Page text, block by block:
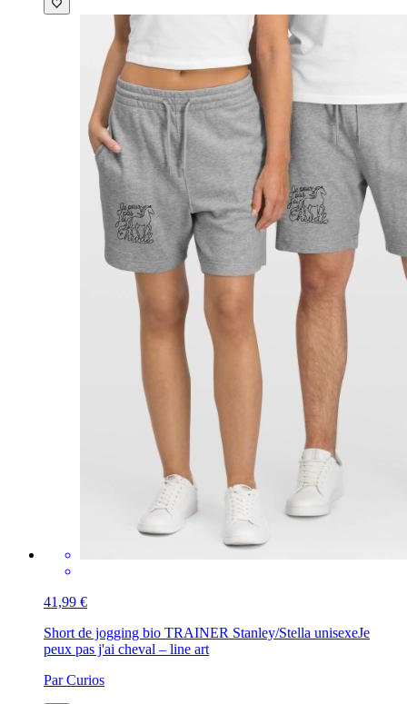
41,99 €
Short de jogging bio TRAINER Stanley/Stella unisexeJe
peux pas j'ai cheval – line art
Par Curios